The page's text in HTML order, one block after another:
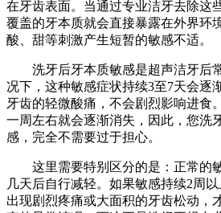
在牙齿表面。当通过专业洁牙去除这
覆盖的牙本质就会直接暴露在外界环
酸、甜等刺激产生短暂的敏感不适。
洗牙后牙本质敏感是超声洁牙后
况下，这种敏感症状持续3至7天会逐
牙齿的轻微酸痛，不会剧烈影响进食
一周左右就会逐渐消失，因此，您洗
感，完全不需要过于担心。
这里需要特别区分的是：正常的
几天后自行减轻。如果敏感持续2周
出现剧烈疼痛或大面积的牙齿松动，